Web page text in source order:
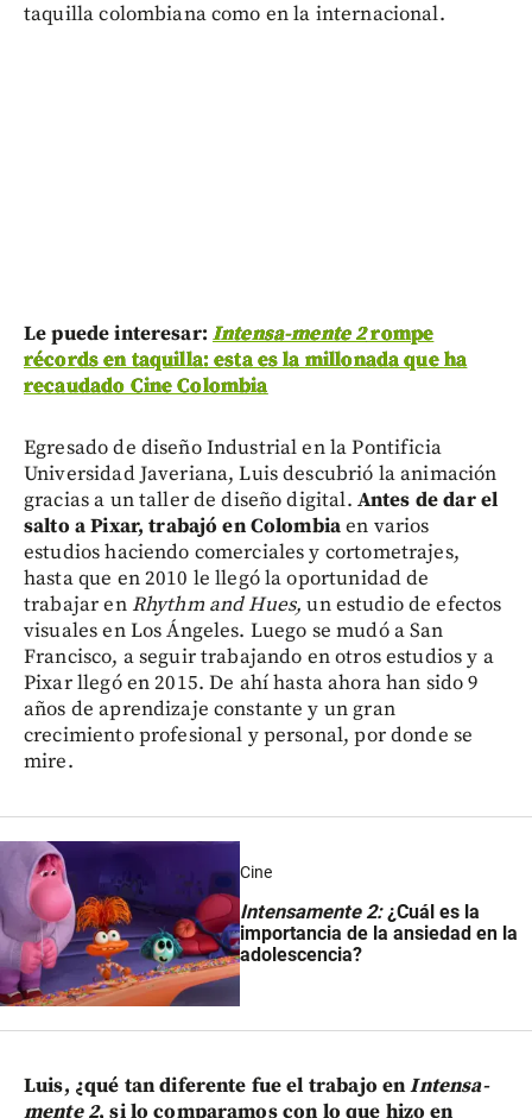
taquilla colombiana como en la internacional.
Le puede interesar: Intensa-mente 2rompe
récords en taquilla: esta es la millonada que ha
recaudado Cine Colombia
Egresado de diseño Industrial en la Pontificia
Universidad Javeriana, Luis descubrió la animación
gracias a un taller de diseño digital. Antes de dar el
salto a Pixar, trabajó en Colombiaen varios
estudios haciendo comerciales y cortometrajes,
hasta que en 2010 le llegó la oportunidad de
trabajar enRhythm and Hues, un estudio de efectos
visuales en Los Ángeles. Luego se mudó a San
Francisco, a seguir trabajando en otros estudios y a
Pixar llegó en 2015. De ahí hasta ahora han sido 9
años de aprendizaje constante y un gran
crecimiento profesional y personal, por donde se
mire.
Cine
Intensamente 2:¿Cuál es la
importancia de la ansiedad en la
adolescencia?
Luis, ¿qué tan diferente fue el trabajo enIntensa-
mente 2, si lo comparamos con lo que hizo en